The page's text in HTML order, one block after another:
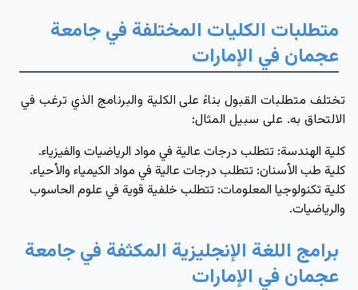
متطلبات الكليات المختلفة في جامعة
عجمان في الإمارات
تختلف متطلبات القبول بناءً على الكلية والبرنامج الذي ترغب في
الالتحاق به. على سبيل المثال:
كلية الهندسة: تتطلب درجات عالية في مواد الرياضيات والفيزياء.
كلية طب الأسنان: تتطلب درجات عالية في مواد الكيمياء والأحياء.
كلية تكنولوجيا المعلومات: تتطلب خلفية قوية في علوم الحاسوب
والرياضيات.
برامج اللغة الإنجليزية المكثفة في جامعة
عجمان في الإمارات